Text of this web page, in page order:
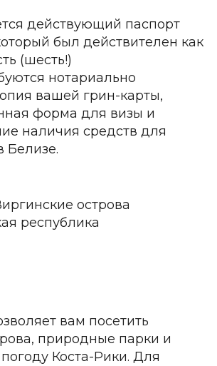
действующий паспорт
был действителен как
(шесть!)
нотариально
вашей грин-карты,
форма для визы и
наличия средств для
Белизе.
острова
республика
вам посетить
природные парки и
Коста-Рики. Для